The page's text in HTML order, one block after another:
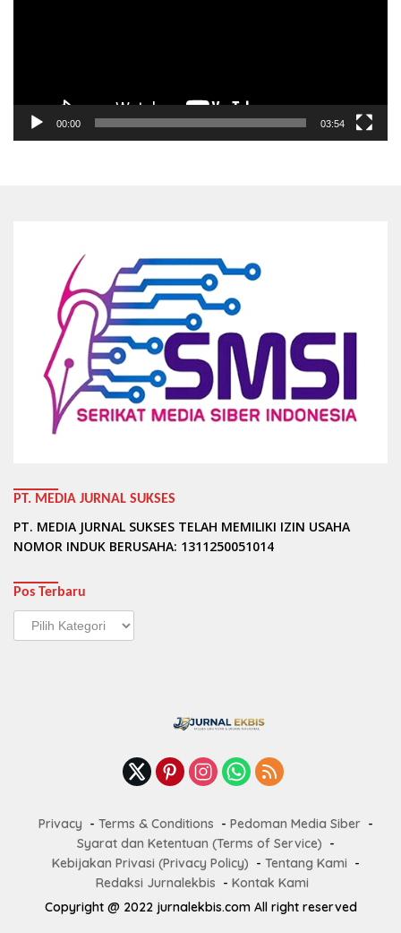
00:00 03:54
PT. MEDIA JURNAL SUKSES
PT. MEDIA JURNAL SUKSES TELAH MEMILIKI IZIN USAHA
NOMOR INDUK BERUSAHA: 1311250051014
Pos Terbaru
Pos
Terbaru
Privacy Terms & Conditions
Pedoman Media Siber
Syarat dan Ketentuan (Terms of Service)
Kebijakan Privasi (Privacy Policy)
Tentang Kami
Redaksi Jurnalekbis
Kontak Kami
Copyright @ 2022 jurnalekbis.com All right reserved